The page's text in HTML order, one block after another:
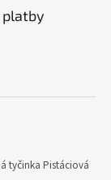
platby
tyčinka Pistáciová